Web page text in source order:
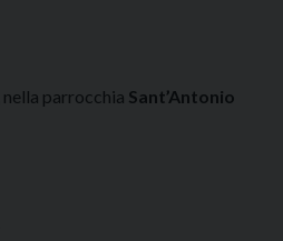
, nella parrocchia Sant’Antonio